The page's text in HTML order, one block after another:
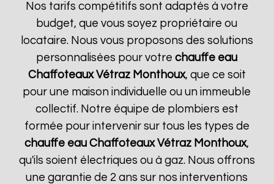
Nos tarifs compétitifs sont adaptés à votre
budget, que vous soyez propriétaire ou
locataire. Nous vous proposons des solutions
personnalisées pour votrechauffe eau
Chaffoteaux Vétraz Monthoux, que ce soit
pour une maison individuelle ou un immeuble
collectif. Notre équipe de plombiers est
formée pour intervenir sur tous les types de
chauffe eau Chaffoteaux Vétraz Monthoux,
qu'ils soient électriques ou à gaz. Nous offrons
une garantie de 2 ans sur nos interventions